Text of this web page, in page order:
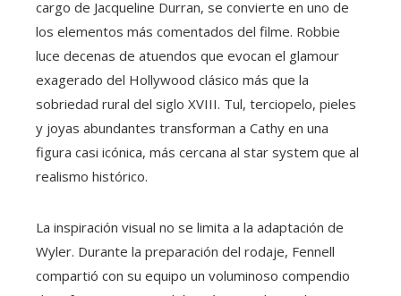
cargo de Jacqueline Durran, se convierte en uno de
los elementos más comentados del filme. Robbie
luce decenas de atuendos que evocan el glamour
exagerado del Hollywood clásico más que la
sobriedad rural del siglo XVIII. Tul, terciopelo, pieles
y joyas abundantes transforman a Cathy en una
figura casi icónica, más cercana al star system que al
realismo histórico.
La inspiración visual no se limita a la adaptación de
Wyler. Durante la preparación del rodaje, Fennell
compartió con su equipo un voluminoso compendio